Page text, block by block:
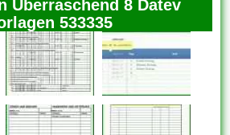
Überraschend 8 Datev
533335